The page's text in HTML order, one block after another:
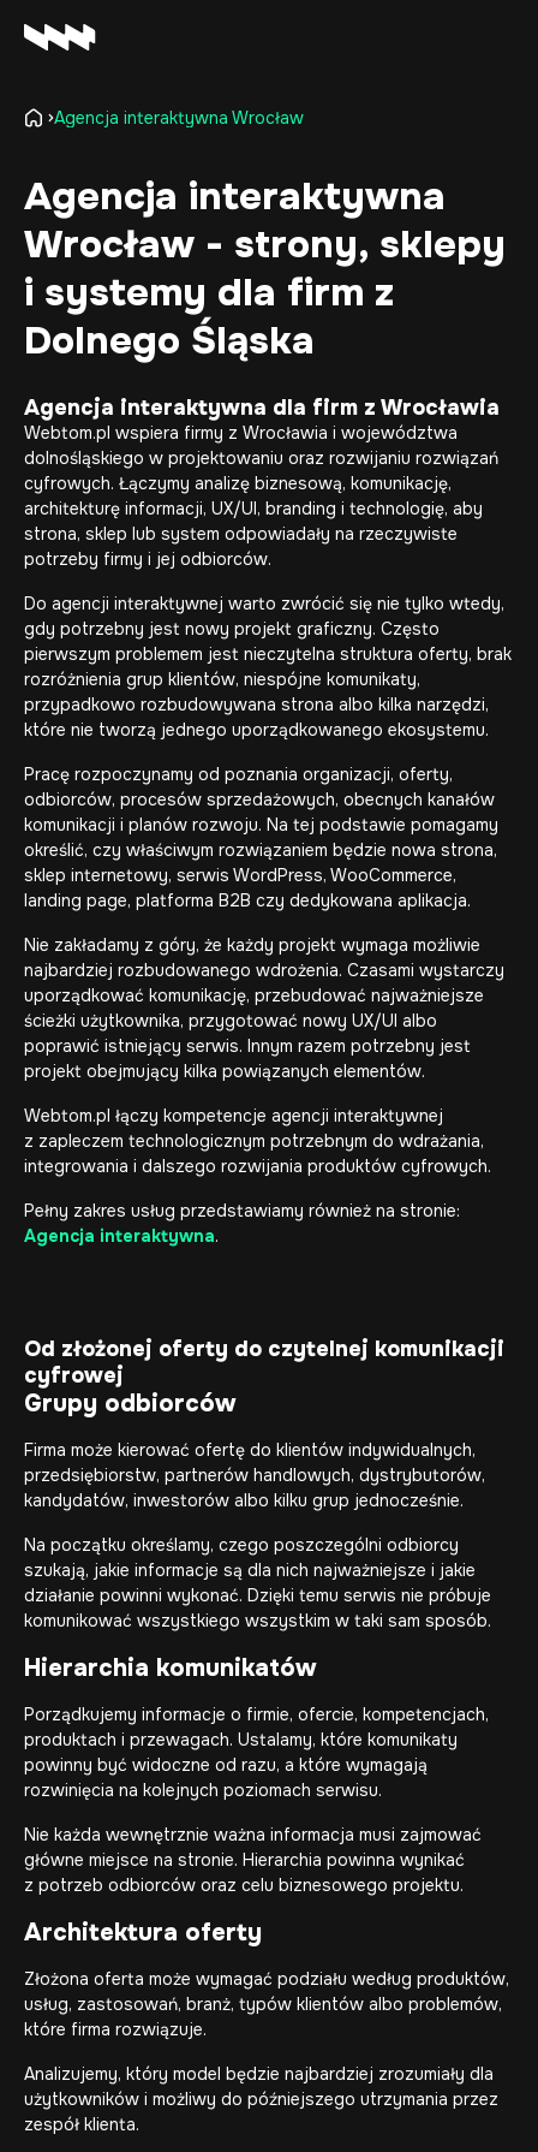
O firmie
Kariera
Baza wiedzy
Kontakt
Agencja interaktywna Wrocław
Agencja interaktywna
Wrocław - strony, sklepy
i systemy dla firm z
Dolnego Śląska
Agencja interaktywna dla firm z Wrocławia
Webtom.pl wspiera firmy z Wrocławia i województwa
dolnośląskiego w projektowaniu oraz rozwijaniu rozwiązań
cyfrowych. Łączymy analizę biznesową, komunikację,
architekturę informacji, UX/UI, branding i technologię, aby
strona, sklep lub system odpowiadały na rzeczywiste
potrzeby firmy i jej odbiorców.
Do agencji interaktywnej warto zwrócić się nie tylko wtedy,
gdy potrzebny jest nowy projekt graficzny. Często
pierwszym problemem jest nieczytelna struktura oferty, brak
rozróżnienia grup klientów, niespójne komunikaty,
przypadkowo rozbudowywana strona albo kilka narzędzi,
które nie tworzą jednego uporządkowanego ekosystemu.
Pracę rozpoczynamy od poznania organizacji, oferty,
odbiorców, procesów sprzedażowych, obecnych kanałów
komunikacji i planów rozwoju. Na tej podstawie pomagamy
określić, czy właściwym rozwiązaniem będzie nowa strona,
sklep internetowy, serwis WordPress, WooCommerce,
landing page, platforma B2B czy dedykowana aplikacja.
Nie zakładamy z góry, że każdy projekt wymaga możliwie
najbardziej rozbudowanego wdrożenia. Czasami wystarczy
uporządkować komunikację, przebudować najważniejsze
ścieżki użytkownika, przygotować nowy UX/UI albo
poprawić istniejący serwis. Innym razem potrzebny jest
projekt obejmujący kilka powiązanych elementów.
Webtom.pl łączy kompetencje agencji interaktywnej
z zapleczem technologicznym potrzebnym do wdrażania,
integrowania i dalszego rozwijania produktów cyfrowych.
Pełny zakres usług przedstawiamy również na stronie:
Agencja interaktywna.
Od złożonej oferty do czytelnej komunikacji
cyfrowej
Grupy odbiorców
Firma może kierować ofertę do klientów indywidualnych,
przedsiębiorstw, partnerów handlowych, dystrybutorów,
kandydatów, inwestorów albo kilku grup jednocześnie.
Na początku określamy, czego poszczególni odbiorcy
szukają, jakie informacje są dla nich najważniejsze i jakie
działanie powinni wykonać. Dzięki temu serwis nie próbuje
komunikować wszystkiego wszystkim w taki sam sposób.
Hierarchia komunikatów
Porządkujemy informacje o firmie, ofercie, kompetencjach,
produktach i przewagach. Ustalamy, które komunikaty
powinny być widoczne od razu, a które wymagają
rozwinięcia na kolejnych poziomach serwisu.
Nie każda wewnętrznie ważna informacja musi zajmować
główne miejsce na stronie. Hierarchia powinna wynikać
z potrzeb odbiorców oraz celu biznesowego projektu.
Architektura oferty
Złożona oferta może wymagać podziału według produktów,
usług, zastosowań, branż, typów klientów albo problemów,
które firma rozwiązuje.
Analizujemy, który model będzie najbardziej zrozumiały dla
użytkowników i możliwy do późniejszego utrzymania przez
zespół klienta.